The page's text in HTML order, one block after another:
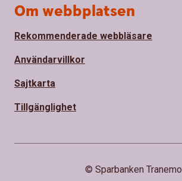
Om webbplatsen
Rekommenderade webbläsare
Användarvillkor
Sajtkarta
Tillgänglighet
© Sparbanken Tranemo